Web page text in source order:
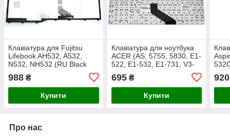
Клавіатура для Fujitsu
Lifebook AH532, A532,
N532, NH532 (RU Black
988 ₴
Купити
Клавіатура для ноутбука
ACER (AS: 5755, 5830, E1-
522, E1-532, E1-731, V3-
без фрейму
695₴
Купити
920
Про нас